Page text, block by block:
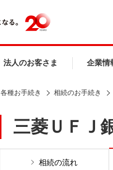
法人のお客さま 企業情
各種お手続き 相続のお手続き
三菱ＵＦＪ
相続の流れ